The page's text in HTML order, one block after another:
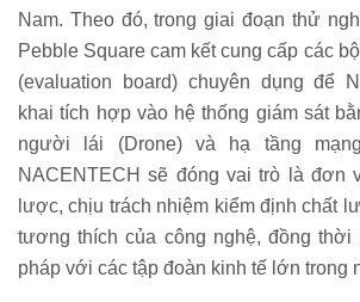
Nam. Theo đó, trong giai đoạn thử
Pebble Square cam kết cung cấp các
(evaluation board) chuyên dụng để
khai tích hợp vào hệ thống giám sát
người lái (Drone) và hạ tầng
NACENTECH sẽ đóng vai trò là đơn
lược, chịu trách nhiệm kiểm định chất
tương thích của công nghệ, đồng
pháp với các tập đoàn kinh tế lớn trong